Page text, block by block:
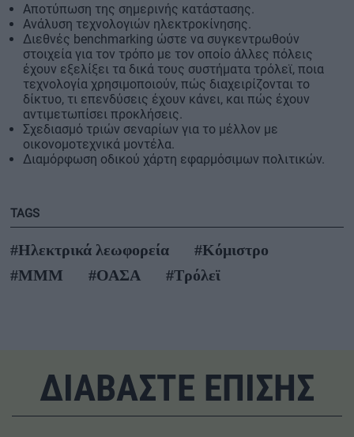
Αποτύπωση της σημερινής κατάστασης.
Ανάλυση τεχνολογιών ηλεκτροκίνησης.
Διεθνές benchmarking ώστε να συγκεντρωθούν
στοιχεία για τον τρόπο με τον οποίο άλλες πόλεις
έχουν εξελίξει τα δικά τους συστήματα τρόλεϊ, ποια
τεχνολογία χρησιμοποιούν, πώς διαχειρίζονται το
δίκτυο, τι επενδύσεις έχουν κάνει, και πώς έχουν
αντιμετωπίσει προκλήσεις.
Σχεδιασμό τριών σεναρίων για το μέλλον με
οικονομοτεχνικά μοντέλα.
Διαμόρφωση οδικού χάρτη εφαρμόσιμων πολιτικών.
TAGS
#Ηλεκτρικά λεωφορεία
#Κόμιστρο
#ΜΜΜ
#ΟΑΣΑ #Τρόλεϊ
ΔΙΑΒΑΣΤΕ ΕΠΙΣΗΣ